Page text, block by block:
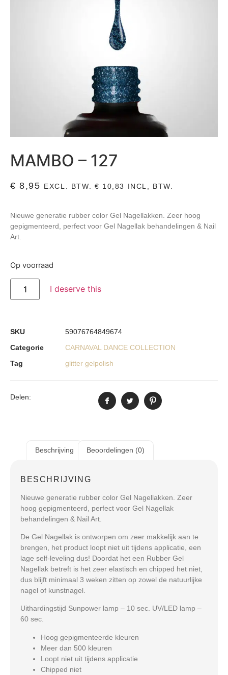
MAMBO – 127
€ 8,95 EXCL. BTW. € 10,83 INCL, BTW.
Nieuwe generatie rubber color Gel Nagellakken. Zeer hoog
gepigmenteerd, perfect voor Gel Nagellak behandelingen & Nail
Art.
Op voorraad
I deserve this
SKU
59076764849674
Categorie
CARNAVAL DANCE COLLECTION
Tag
glitter gelpolish
Delen:
Beschrijving Beoordelingen (0)
BESCHRIJVING
Nieuwe generatie rubber color Gel Nagellakken. Zeer
hoog gepigmenteerd, perfect voor Gel Nagellak
behandelingen & Nail Art.
De Gel Nagellak is ontworpen om zeer makkelijk aan te
brengen, het product loopt niet uit tijdens applicatie, een
lage self-leveling dus! Doordat het een Rubber Gel
Nagellak betreft is het zeer elastisch en chipped het niet,
dus blijft minimaal 3 weken zitten op zowel de natuurlijke
nagel of kunstnagel.
Uithardingstijd Sunpower lamp – 10 sec. UV/LED lamp –
60 sec.
Hoog gepigmenteerde kleuren
Meer dan 500 kleuren
Loopt niet uit tijdens applicatie
Chipped niet